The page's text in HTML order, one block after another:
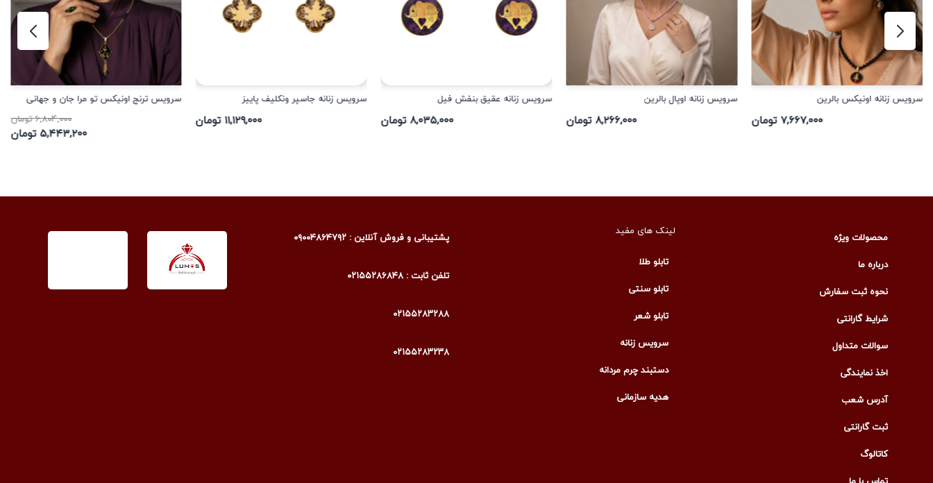
سرویس زنانه اونیکس بالرین
۷,۶۶۷,۰۰۰ تومان
سرویس زنانه اوپال بالرین
۸,۲۶۶,۰۰۰ تومان
سرویس زنانه عقیق بنفش فیل
۸,۰۳۵,۰۰۰ تومان
سرویس زنانه جاسپر ونکلیف پاییز
۱۱,۱۲۹,۰۰۰ تومان
سرویس ترنج اونیکس تو مرا جان و جهانی
۶,۸۰۴,۰۰۰ تومان
۵,۴۴۳,۲۰۰ تومان
محصولات ویژه
درباره ما
نحوه ثبت سفارش
شرایط گارانتی
سوالات متداول
اخذ نمایندگی
آدرس شعب
ثبت گارانتی
کاتالوگ
لینک های مفید
تابلو طلا
تابلو سنتی
تابلو شعر
سرویس زنانه
دستبند چرم مردانه
هدیه سازمانی
پشتیبانی و فروش آنلاین : ۰۹۰۰۴۸۶۴۷۹۲
تلفن ثابت : ۰۲۱۵۵۲۸۶۸۴۸
۰۲۱۵۵۲۸۳۲۸۸
۰۲۱۵۵۲۸۳۲۳۸